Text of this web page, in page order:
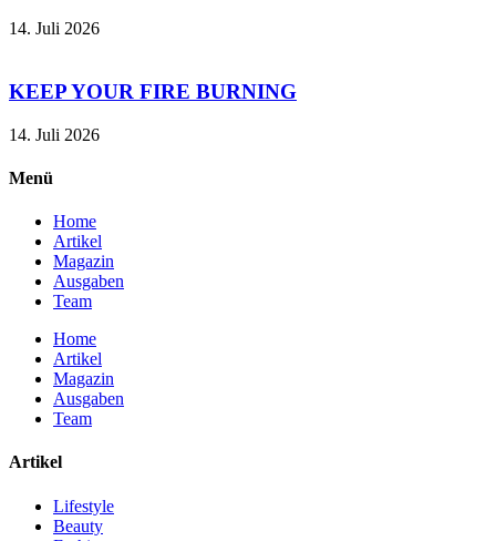
14. Juli 2026
KEEP YOUR FIRE BURNING
14. Juli 2026
Menü
Home
Artikel
Magazin
Ausgaben
Team
Home
Artikel
Magazin
Ausgaben
Team
Artikel
Lifestyle
Beauty